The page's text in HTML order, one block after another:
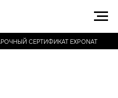
СЕРТИФИКАТ EXPONAT